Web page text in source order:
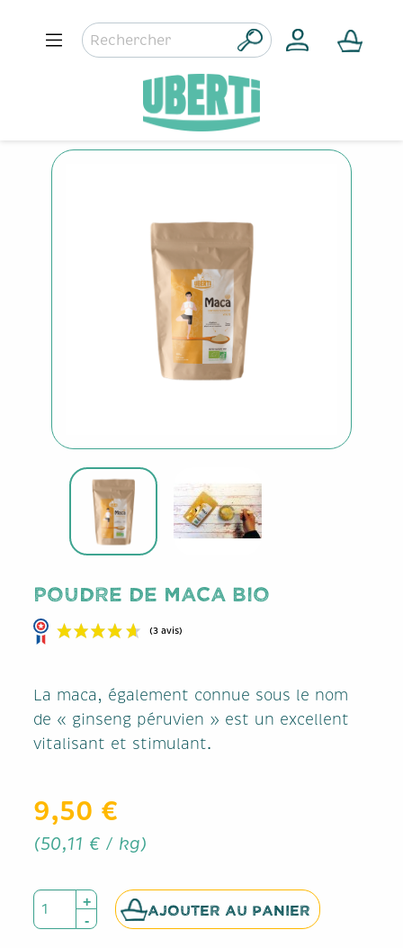
Poudre de maca BIO
(3 avis)
La maca, également connue sous le nom
de « ginseng péruvien » est un excellent
vitalisant et stimulant.
9,50 €
(50,11 € / kg)
AJOUTER AU PANIER